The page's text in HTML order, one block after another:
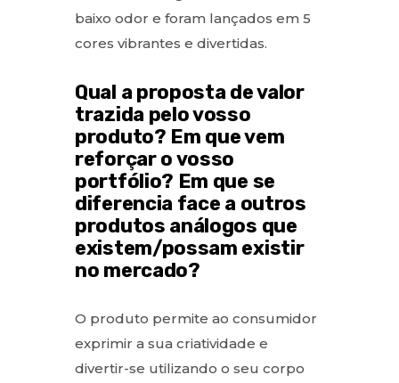
baixo odor e foram lançados em 5
cores vibrantes e divertidas.
Qual a proposta de valor
trazida pelo vosso
produto? Em que vem
reforçar o vosso
portfólio? Em que se
diferencia face a outros
produtos análogos que
existem/possam existir
no mercado?
O produto permite ao consumidor
exprimir a sua criatividade e
divertir-se utilizando o seu corpo